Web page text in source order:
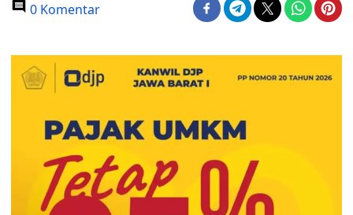
0 Komentar